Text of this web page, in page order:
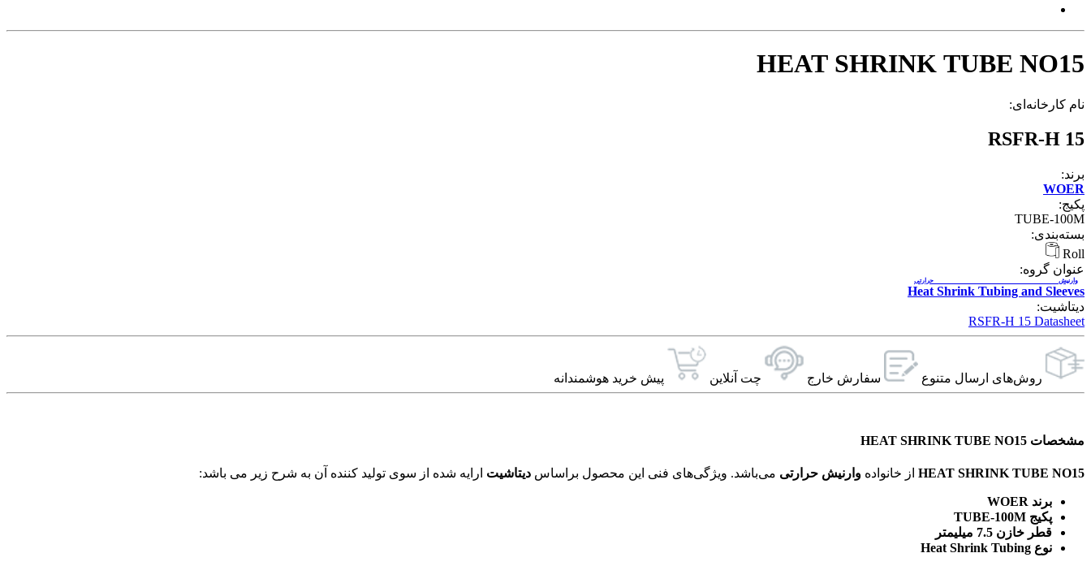
HEAT SHRINK TUBE NO15
نام کارخانه‌ای:
RSFR-H 15
برند:
WOER
پکیج:
TUBE-100M
بسته‌بندی:
Roll
عنوان گروه:
Heat Shrink Tubing and Sleeves
وارنیش حرارتی
دیتاشیت:
RSFR-H 15 Datasheet
روش‌های ارسال‌ متنوع سفارش خارج چت آنلاین پیش خرید هوشمندانه
مشخصات HEAT SHRINK TUBE NO15
HEAT SHRINK TUBE NO15 از خانواده وارنیش حرارتی دیتاشیت ارایه شده از سوی تولید کننده آن به شرح زیر می باشد:
برند WOER
پکیج TUBE-100M
قطر خازن 7.5 میلیمتر
نوع Heat Shrink Tubing